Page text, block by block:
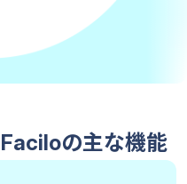
の主な機能